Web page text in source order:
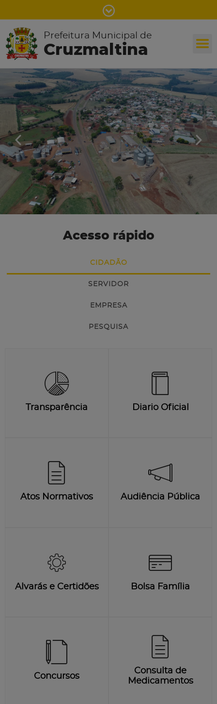
Prefeitura Municipal de
Cruzmaltina
Acesso rápido
CIDADÃO
SERVIDOR
EMPRESA
PESQUISA
Transparência Diario Oficial
Atos Normativos Audiência Pública
Alvarás e Certidões Bolsa Família
Concursos
Consulta de
Medicamentos